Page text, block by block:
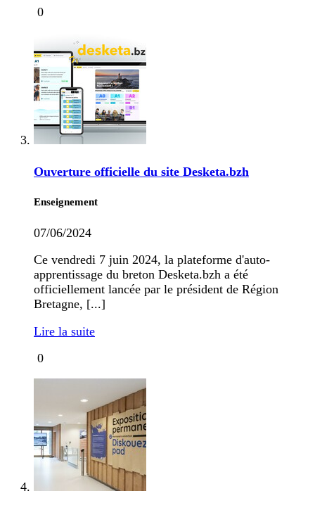
0
Ouverture officielle du site Desketa.bzh
Enseignement
07/06/2024
Ce vendredi 7 juin 2024, la plateforme d'auto-
apprentissage du breton Desketa.bzh a été
officiellement lancée par le président de Région
Bretagne, [...]
Lire la suite
0